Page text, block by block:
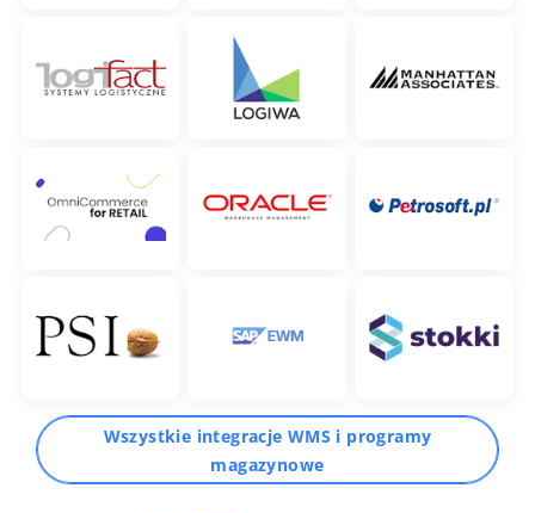
Wszystkie integracje WMS i programy
magazynowe